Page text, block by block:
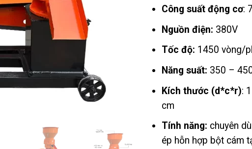
Công suất động cơ:
Nguồn điện: 380V
Tốc độ: 1450 vòng/
Năng suất: 350 –
Kích thước (d*c*r):
cm
Tính năng: chuyên
ép hỗn hợp bột cám